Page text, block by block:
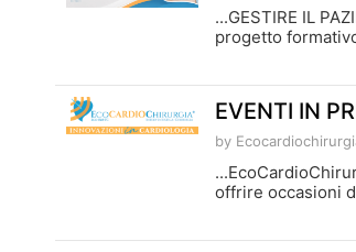
...GESTIRE IL
progetto
EVENTI IN
by
offrire occasioni